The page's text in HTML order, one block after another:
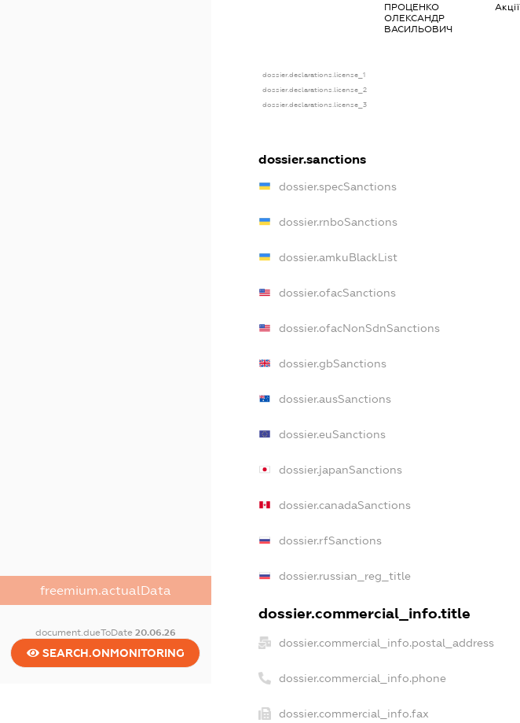
freemium.actualData
document.dueToDate 20.06.26
SEARCH.ONMONITORING
ПРОЦЕНКО
ОЛЕКСАНДР
ВАСИЛЬОВИЧ
Акції
dossier.declarations.license_1
dossier.declarations.license_2
dossier.declarations.license_3
dossier.sanctions
dossier.specSanctions
dossier.rnboSanctions
dossier.amkuBlackList
dossier.ofacSanctions
dossier.ofacNonSdnSanctions
dossier.gbSanctions
dossier.ausSanctions
dossier.euSanctions
dossier.japanSanctions
dossier.canadaSanctions
dossier.rfSanctions
dossier.russian_reg_title
dossier.commercial_info.title
dossier.commercial_info.postal_address
dossier.commercial_info.phone
dossier.commercial_info.fax